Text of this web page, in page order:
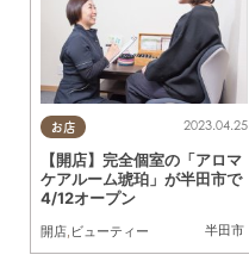
お店
半田市
2023.04.25
【開店】完全個室の「アロマ
ケアルーム琥珀」が半田市で
4/12オープン
開店, ビューティー